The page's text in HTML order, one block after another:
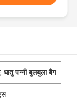
,धातु पन्नी बुलबुला बैग